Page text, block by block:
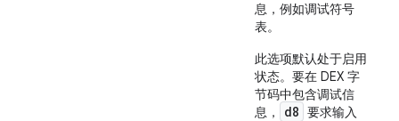
息，例如调试符号
表。
此选项默认处于启用
状态。要在 DEX 字
节码中包含调试信
息，
d8 要求输入